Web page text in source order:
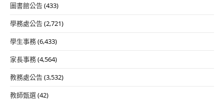
圖書館公告(433)
學務處公告(2,721)
學生事務(6,433)
家長事務(4,564)
教務處公告(3,532)
教師甄選(42)